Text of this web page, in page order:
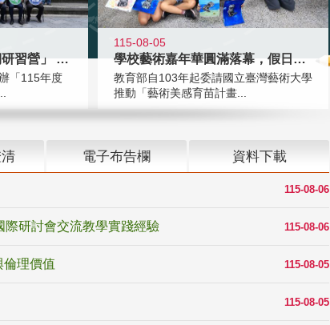
國教署「全國高中暑期研習營」 以多
「115年度
115-08-05
學校藝術嘉年華圓滿落幕，假日學校接
教育部自103年起委請國立臺灣藝術大學
推動「藝術美感育苗計畫...
電子布告欄 資料下載
115-08-06
115-08-06
研討會交流教學實踐經驗
115-08-05
倫理價值
115-08-05